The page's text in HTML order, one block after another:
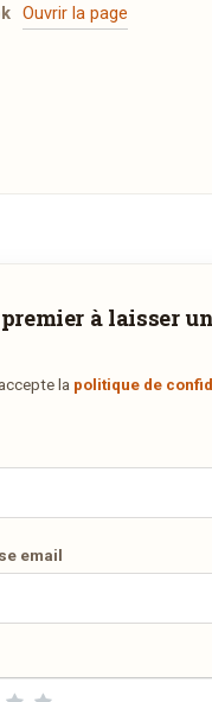
Ouvrir la page
?
en ligne.
à laisser
la politique de
email